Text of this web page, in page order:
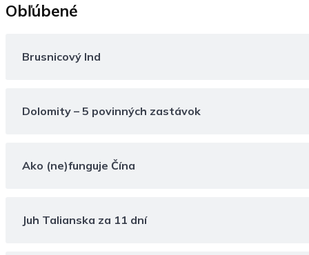
Obľúbené
Brusnicový Ind
Dolomity – 5 povinných zastávok
Ako (ne)funguje Čína
Juh Talianska za 11 dní